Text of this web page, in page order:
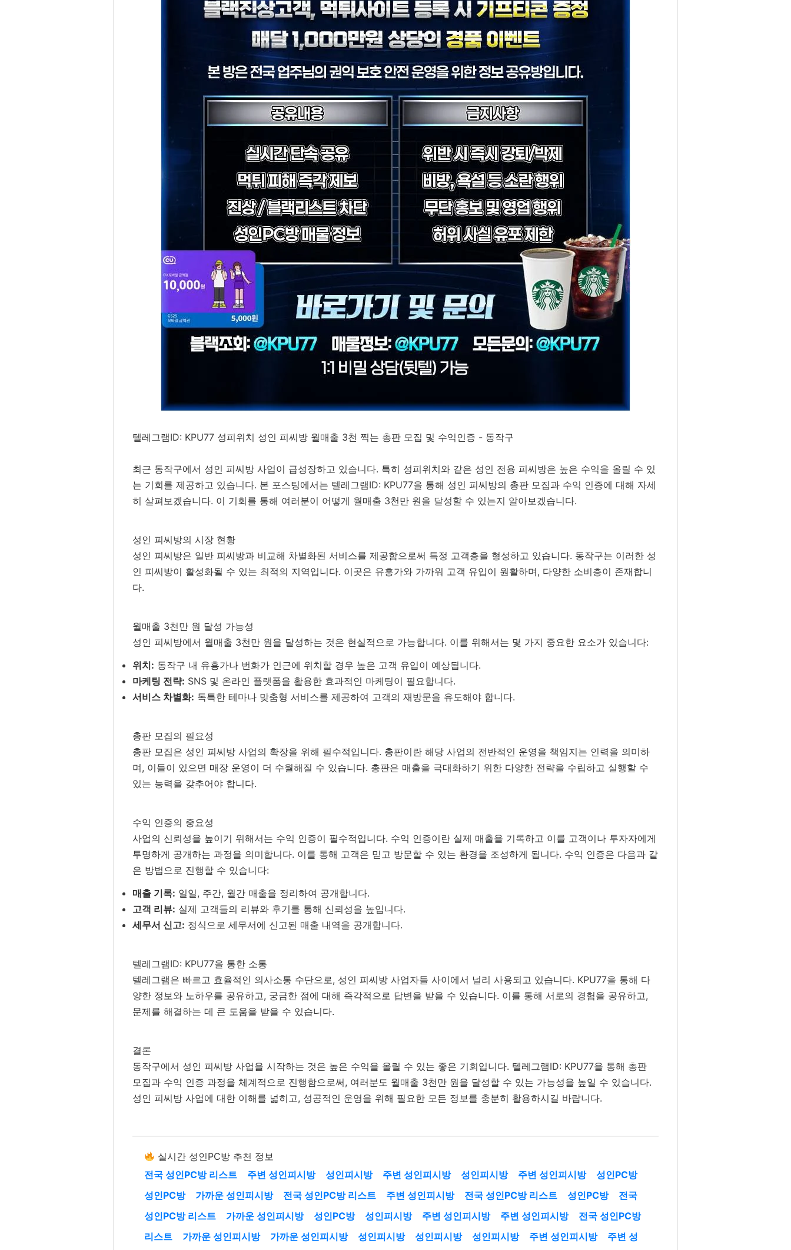
텔레그램ID: KPU77 성피위치 성인 피씨방 월매출 3천 찍는 총판 모집 및 수익인증 - 동작구
최근 동작구에서 성인 피씨방 사업이 급성장하고 있습니다. 특히 성피위치와 같은 성인 전용 피씨방은 높은 수익을 올릴 수 있
는 기회를 제공하고 있습니다. 본 포스팅에서는 텔레그램ID: KPU77을 통해 성인 피씨방의 총판 모집과 수익 인증에 대해 자세
히 살펴보겠습니다. 이 기회를 통해 여러분이 어떻게 월매출 3천만 원을 달성할 수 있는지 알아보겠습니다.
성인 피씨방의 시장 현황
성인 피씨방은 일반 피씨방과 비교해 차별화된 서비스를 제공함으로써 특정 고객층을 형성하고 있습니다. 동작구는 이러한 성
인 피씨방이 활성화될 수 있는 최적의 지역입니다. 이곳은 유흥가와 가까워 고객 유입이 원활하며, 다양한 소비층이 존재합니
다.
월매출 3천만 원 달성 가능성
성인 피씨방에서 월매출 3천만 원을 달성하는 것은 현실적으로 가능합니다. 이를 위해서는 몇 가지 중요한 요소가 있습니다:
위치: 동작구 내 유흥가나 번화가 인근에 위치할 경우 높은 고객 유입이 예상됩니다.
마케팅 전략: SNS 및 온라인 플랫폼을 활용한 효과적인 마케팅이 필요합니다.
서비스 차별화: 독특한 테마나 맞춤형 서비스를 제공하여 고객의 재방문을 유도해야 합니다.
총판 모집의 필요성
총판 모집은 성인 피씨방 사업의 확장을 위해 필수적입니다. 총판이란 해당 사업의 전반적인 운영을 책임지는 인력을 의미하
며, 이들이 있으면 매장 운영이 더 수월해질 수 있습니다. 총판은 매출을 극대화하기 위한 다양한 전략을 수립하고 실행할 수
있는 능력을 갖추어야 합니다.
수익 인증의 중요성
사업의 신뢰성을 높이기 위해서는 수익 인증이 필수적입니다. 수익 인증이란 실제 매출을 기록하고 이를 고객이나 투자자에게
투명하게 공개하는 과정을 의미합니다. 이를 통해 고객은 믿고 방문할 수 있는 환경을 조성하게 됩니다. 수익 인증은 다음과 같
은 방법으로 진행할 수 있습니다:
매출 기록: 일일, 주간, 월간 매출을 정리하여 공개합니다.
고객 리뷰: 실제 고객들의 리뷰와 후기를 통해 신뢰성을 높입니다.
세무서 신고: 정식으로 세무서에 신고된 매출 내역을 공개합니다.
텔레그램ID: KPU77을 통한 소통
텔레그램은 빠르고 효율적인 의사소통 수단으로, 성인 피씨방 사업자들 사이에서 널리 사용되고 있습니다. KPU77을 통해 다
양한 정보와 노하우를 공유하고, 궁금한 점에 대해 즉각적으로 답변을 받을 수 있습니다. 이를 통해 서로의 경험을 공유하고,
문제를 해결하는 데 큰 도움을 받을 수 있습니다.
결론
동작구에서 성인 피씨방 사업을 시작하는 것은 높은 수익을 올릴 수 있는 좋은 기회입니다. 텔레그램ID: KPU77을 통해 총판
모집과 수익 인증 과정을 체계적으로 진행함으로써, 여러분도 월매출 3천만 원을 달성할 수 있는 가능성을 높일 수 있습니다.
성인 피씨방 사업에 대한 이해를 넓히고, 성공적인 운영을 위해 필요한 모든 정보를 충분히 활용하시길 바랍니다.
실시간 성인PC방 추천 정보
전국 성인PC방 리스트
주변 성인피시방 성인피시방 주변 성인피시방 성인피시방 주변 성인피시방
성인PC방
성인PC방
가까운 성인피시방 전국 성인PC방 리스트 주변 성인피시방 전국 성인PC방 리스트 성인PC방
전국
성인PC방 리스트
가까운 성인피시방 성인PC방 성인피시방 주변 성인피시방 주변 성인피시방
전국 성인PC방
리스트
가까운 성인피시방 가까운 성인피시방 성인피시방 성인피시방 성인피시방 주변 성인피시방 주변 성